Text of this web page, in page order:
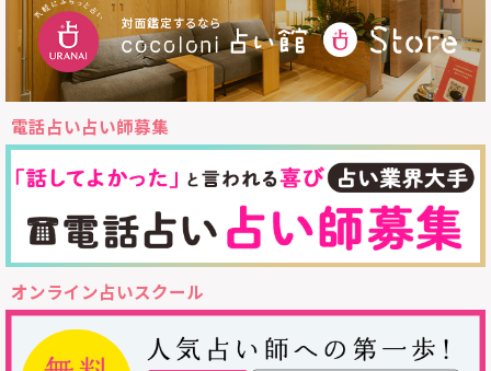
電話占い占い師募集
オンライン占いスクール